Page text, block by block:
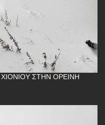
ΣΤΗΝ ΟΡΕΙΝΉ